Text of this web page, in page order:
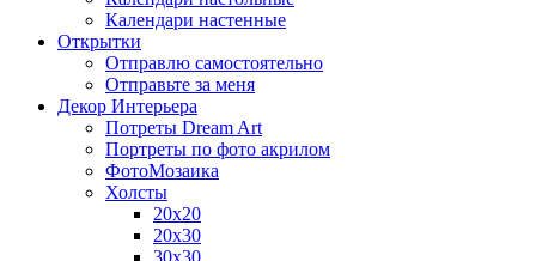
Календари настенные
Открытки
Отправлю самостоятельно
Отправьте за меня
Декор Интерьера
Потреты Dream Art
Портреты по фото акрилом
ФотоМозаика
Холсты
20х20
20х30
30х30